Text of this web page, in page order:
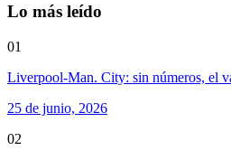
Lo más leído
01
Liverpool-Man. City: sin números, el
25 de junio, 2026
02